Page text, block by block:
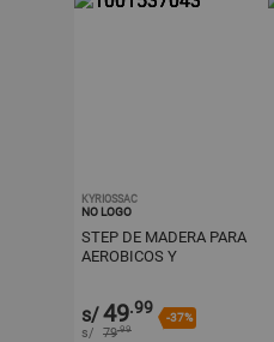
KYRIOSSAC
NO LOGO
STEP DE MADERA PARA
AEROBICOS Y
s/49.99
-37%
s/ 79.99